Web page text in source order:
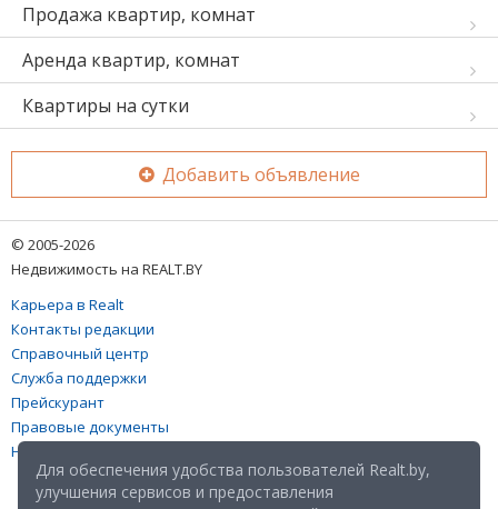
Продажа квартир, комнат
Аренда квартир, комнат
Квартиры на сутки
Добавить объявление
© 2005-2026
Недвижимость на REALT.BY
Карьера в Realt
Контакты редакции
Справочный центр
Служба поддержки
Прейскурант
Правовые документы
Настройка файлов cookies
Для обеспечения удобства пользователей Realt.by,
улучшения сервисов и предоставления